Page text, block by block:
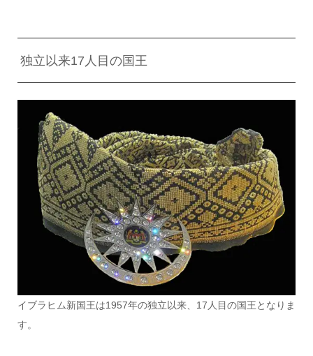
独立以来17人目の国王
イブラヒム新国王は1957年の独立以来、17人目の国王となりま
す。